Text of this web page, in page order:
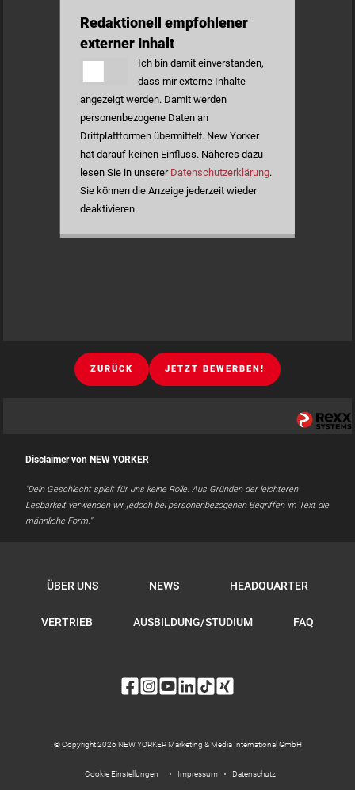
Redaktionell empfohlener
externer Inhalt
Ich bin damit einverstanden,
dass mir externe Inhalte
angezeigt werden. Damit werden
personenbezogene Daten an
Drittplattformen übermittelt. New Yorker
hat darauf keinen Einfluss. Näheres dazu
lesen Sie in unserer Datenschutzerklärung.
Sie können die Anzeige jederzeit wieder
deaktivieren.
ZURÜCK JETZT BEWERBEN!
Disclaimer von NEW YORKER
"Dein Geschlecht spielt für uns keine Rolle. Aus Gründen der leichteren
Lesbarkeit verwenden wir jedoch bei personenbezogenen Begriffen im Text die
männliche Form."
ÜBER UNS NEWS HEADQUARTER
VERTRIEB AUSBILDUNG/STUDIUM FAQ
© Copyright 2026 NEW YORKER Marketing & Media International GmbH
Cookie Einstellungen Impressum Datenschutz